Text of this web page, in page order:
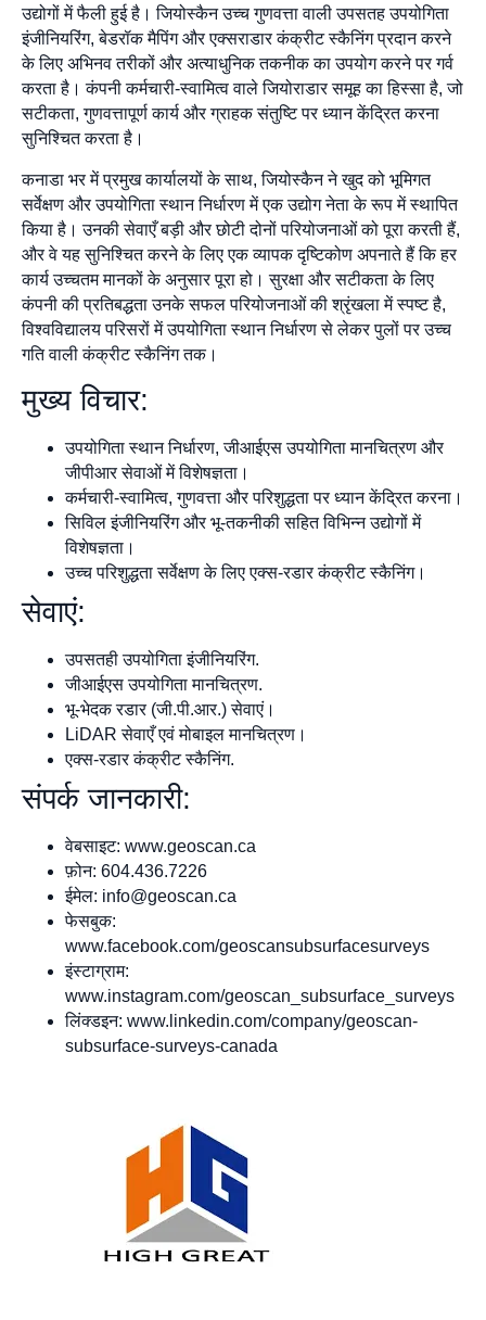
उद्योगों में फैली हुई है। जियोस्कैन उच्च गुणवत्ता वाली उपसतह उपयोगिता
इंजीनियरिंग, बेडरॉक मैपिंग और एक्सराडार कंक्रीट स्कैनिंग प्रदान करने
के लिए अभिनव तरीकों और अत्याधुनिक तकनीक का उपयोग करने पर गर्व
करता है। कंपनी कर्मचारी-स्वामित्व वाले जियोराडार समूह का हिस्सा है, जो
सटीकता, गुणवत्तापूर्ण कार्य और ग्राहक संतुष्टि पर ध्यान केंद्रित करना
सुनिश्चित करता है।
कनाडा भर में प्रमुख कार्यालयों के साथ, जियोस्कैन ने खुद को भूमिगत
सर्वेक्षण और उपयोगिता स्थान निर्धारण में एक उद्योग नेता के रूप में स्थापित
किया है। उनकी सेवाएँ बड़ी और छोटी दोनों परियोजनाओं को पूरा करती हैं,
और वे यह सुनिश्चित करने के लिए एक व्यापक दृष्टिकोण अपनाते हैं कि हर
कार्य उच्चतम मानकों के अनुसार पूरा हो। सुरक्षा और सटीकता के लिए
कंपनी की प्रतिबद्धता उनके सफल परियोजनाओं की श्रृंखला में स्पष्ट है,
विश्वविद्यालय परिसरों में उपयोगिता स्थान निर्धारण से लेकर पुलों पर उच्च
गति वाली कंक्रीट स्कैनिंग तक।
मुख्य विचार:
उपयोगिता स्थान निर्धारण, जीआईएस उपयोगिता मानचित्रण और
जीपीआर सेवाओं में विशेषज्ञता।
कर्मचारी-स्वामित्व, गुणवत्ता और परिशुद्धता पर ध्यान केंद्रित करना।
सिविल इंजीनियरिंग और भू-तकनीकी सहित विभिन्न उद्योगों में
विशेषज्ञता।
उच्च परिशुद्धता सर्वेक्षण के लिए एक्स-रडार कंक्रीट स्कैनिंग।
सेवाएं:
उपसतही उपयोगिता इंजीनियरिंग.
जीआईएस उपयोगिता मानचित्रण.
भू-भेदक रडार (जी.पी.आर.) सेवाएं।
LiDAR सेवाएँ एवं मोबाइल मानचित्रण।
एक्स-रडार कंक्रीट स्कैनिंग.
संपर्क जानकारी:
वेबसाइट: www.geoscan.ca
फ़ोन: 604.436.7226
ईमेल: info@geoscan.ca
फेसबुक:
www.facebook.com/geoscansubsurfacesurveys
इंस्टाग्राम:
www.instagram.com/geoscan_subsurface_surveys
लिंक्डइन: www.linkedin.com/company/geoscan-
subsurface-surveys-canada